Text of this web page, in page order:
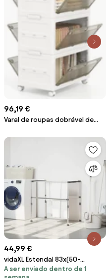
96,19 €
Varal de roupas dobrável de
44,99 €
vidaXL Estendal 83x(50-
55)x(40-85) cm alumínio
A ser enviado dentro de 1